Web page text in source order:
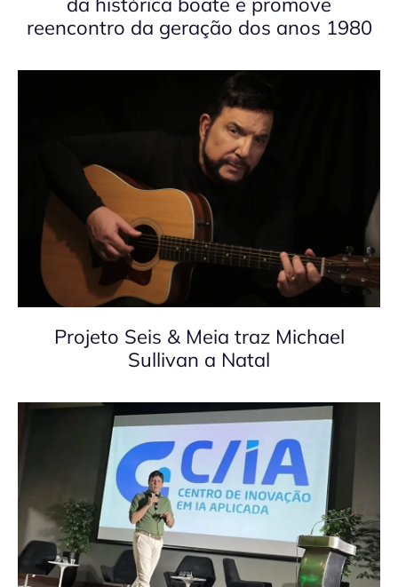
reencontro da geração dos anos 1980
Projeto Seis & Meia traz Michael
Sullivan a Natal